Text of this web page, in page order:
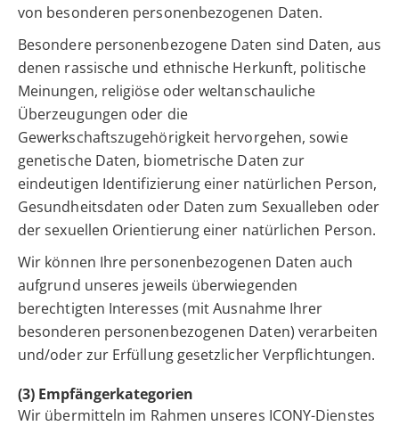
von besonderen personenbezogenen Daten.
Besondere personenbezogene Daten sind Daten, aus
denen rassische und ethnische Herkunft, politische
Meinungen, religiöse oder weltanschauliche
Überzeugungen oder die
Gewerkschaftszugehörigkeit hervorgehen, sowie
genetische Daten, biometrische Daten zur
eindeutigen Identifizierung einer natürlichen Person,
Gesundheitsdaten oder Daten zum Sexualleben oder
der sexuellen Orientierung einer natürlichen Person.
Wir können Ihre personenbezogenen Daten auch
aufgrund unseres jeweils überwiegenden
berechtigten Interesses (mit Ausnahme Ihrer
besonderen personenbezogenen Daten) verarbeiten
und/oder zur Erfüllung gesetzlicher Verpflichtungen.
(3) Empfängerkategorien
Wir übermitteln im Rahmen unseres ICONY-Dienstes